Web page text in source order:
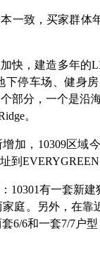
致，买家群体
快，建造多年的
下停车场、健身
部分，一个是沿
。
加， 10309区域
到
10301有一套新建
家庭。另外，在靠
套6/6和一套7/7户